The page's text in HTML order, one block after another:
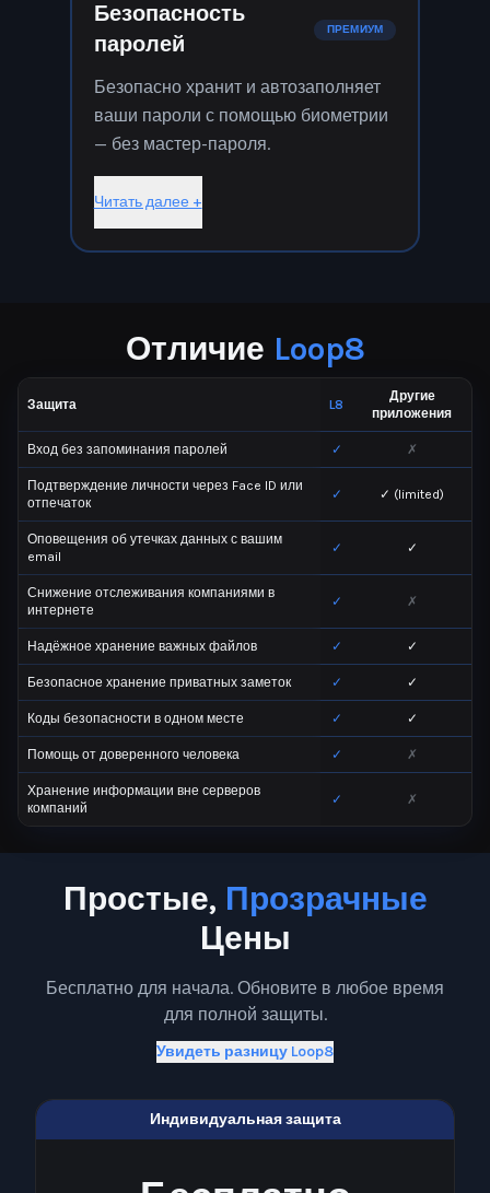
Безопасность
паролей
ПРЕМИУМ
Безопасно хранит и автозаполняет
ваши пароли с помощью биометрии
— без мастер-пароля.
Читать далее +
Отличие Loop8
Защита L8
Другие
приложения
Вход без запоминания паролей ✓ ✗
Подтверждение личности через Face ID или
отпечаток
✓ ✓ (limited)
Оповещения об утечках данных с вашим
email
✓ ✓
Снижение отслеживания компаниями в
интернете
✓ ✗
Надёжное хранение важных файлов ✓ ✓
Безопасное хранение приватных заметок ✓ ✓
Коды безопасности в одном месте ✓ ✓
Помощь от доверенного человека ✓ ✗
Хранение информации вне серверов
компаний
✓ ✗
Простые, Прозрачные
Цены
Бесплатно для начала. Обновите в любое время
для полной защиты.
Увидеть разницу Loop8
Индивидуальная защита